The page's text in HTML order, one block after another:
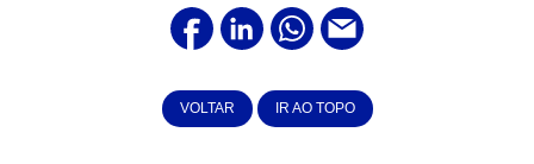
VOLTAR IR AO TOPO